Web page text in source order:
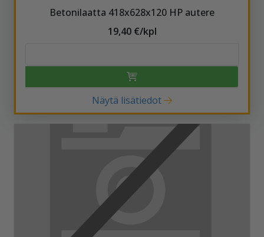
Betonilaatta 418x628x120 HP autere
19,40 €/kpl
Näytä lisätiedot